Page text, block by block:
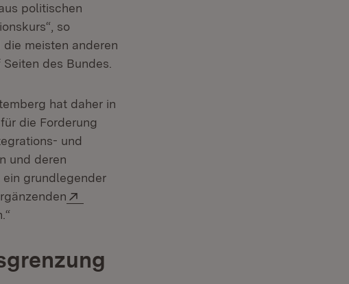
politischen
so
meisten anderen
des Bundes.
hat daher in
die Forderung
und
und deren
ein grundlegender